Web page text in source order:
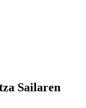
Sailaren